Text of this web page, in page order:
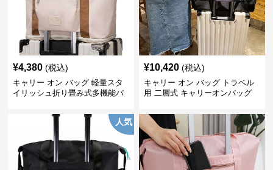
¥4,380 (税込)
キャリー オン バッグ 軽量スタ
イリッシュ折り畳み式多機能バ
¥10,420 (税込)
キャリー オン バッグ トラベル
用 二層式 キャリーオンバッグ
人気